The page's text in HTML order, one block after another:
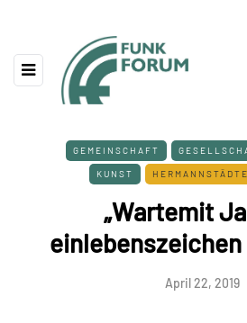
GEMEINSCHAFT
KUNST
„Wartemit
einlebenszeichen
April 22, 2019